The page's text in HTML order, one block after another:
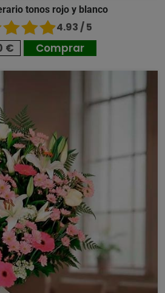
tonos rojo y blanco
4.93 / 5
€ Comprar